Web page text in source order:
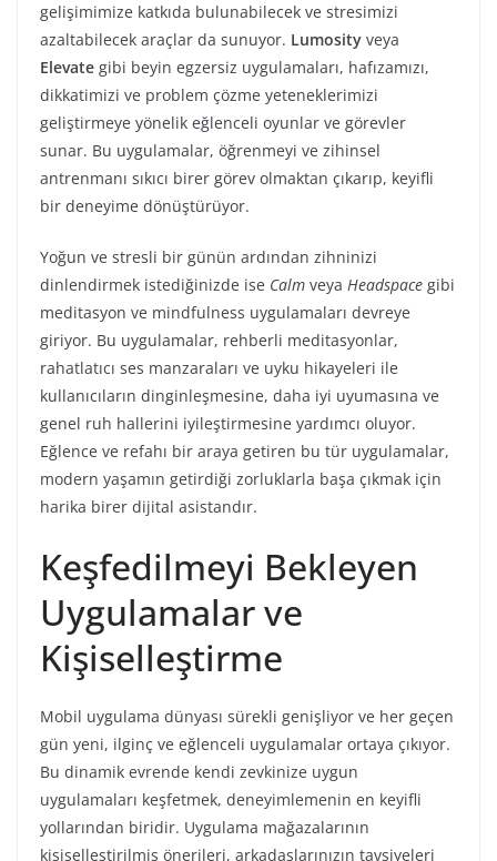
gelişimimize katkıda bulunabilecek ve stresimizi
azaltabilecek araçlar da sunuyor. Lumosity veya
Elevate gibi beyin egzersiz uygulamaları, hafızamızı,
dikkatimizi ve problem çözme yeteneklerimizi
geliştirmeye yönelik eğlenceli oyunlar ve görevler
sunar. Bu uygulamalar, öğrenmeyi ve zihinsel
antrenmanı sıkıcı birer görev olmaktan çıkarıp, keyifli
bir deneyime dönüştürüyor.
Yoğun ve stresli bir günün ardından zihninizi
dinlendirmek istediğinizde ise Calm veya Headspace gibi
meditasyon ve mindfulness uygulamaları devreye
giriyor. Bu uygulamalar, rehberli meditasyonlar,
rahatlatıcı ses manzaraları ve uyku hikayeleri ile
kullanıcıların dinginleşmesine, daha iyi uyumasına ve
genel ruh hallerini iyileştirmesine yardımcı oluyor.
Eğlence ve refahı bir araya getiren bu tür uygulamalar,
modern yaşamın getirdiği zorluklarla başa çıkmak için
harika birer dijital asistandır.
Keşfedilmeyi Bekleyen
Uygulamalar ve
Kişiselleştirme
Mobil uygulama dünyası sürekli genişliyor ve her geçen
gün yeni, ilginç ve eğlenceli uygulamalar ortaya çıkıyor.
Bu dinamik evrende kendi zevkinize uygun
uygulamaları keşfetmek, deneyimlemenin en keyifli
yollarından biridir. Uygulama mağazalarının
kişiselleştirilmiş önerileri, arkadaşlarınızın tavsiyeleri